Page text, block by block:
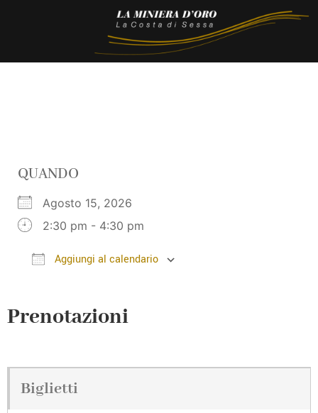
QUANDO
Agosto 15, 2026
2:30 pm - 4:30 pm
Aggiungi al calendario
Prenotazioni
Biglietti